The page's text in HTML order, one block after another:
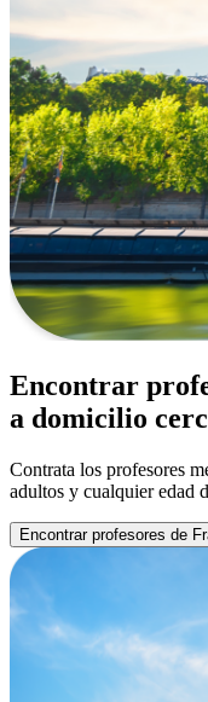
Encontrar
a domicilio
Contrata los profesores
adultos y cualquier edad
Encontrar profesores de